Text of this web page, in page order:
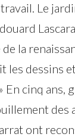
Le
la
les dessins
En cinq ans,
des
ont